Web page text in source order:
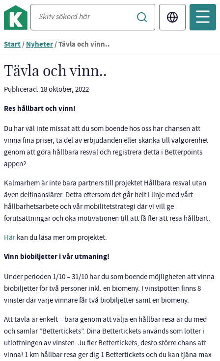
Translate
Du
nu
vid
innehållet
Start/Nyheter/Tävla och vinn..
Tävla och vinn..
Publicerad: 18 oktober, 2022
Res hållbart och vinn!
Du har väl inte missat att du som boende hos oss har chansen att
vinna fina priser, ta del av erbjudanden eller skänka till välgörenhet
genom att göra hållbara resval och registrera detta i Betterpoints
appen?
Kalmarhem är inte bara partners till projektet Hållbara resval utan
även delfinansiärer. Detta eftersom det går helt i linje med vårt
hållbarhetsarbete och vår mobilitetstrategi där vi vill ge
förutsättningar och öka motivationen till att få fler att resa hållbart.
Härkan du läsa mer om projektet.
Vinn biobiljetter i vår utmaning!
Under perioden 1/10 – 31/10 har du som boende möjligheten att vinna
biobiljetter för två personer inkl. en biomeny. I vinstpotten finns 8
vinster där varje vinnare får två biobiljetter samt en biomeny.
Att tävla är enkelt – bara genom att välja en hållbar resa är du med
och samlar ”Bettertickets”. Dina Bettertickets används som lotter i
utlottningen av vinsten. Ju fler Bettertickets, desto större chans att
vinna! 1 km hållbar resa ger dig 1 Bettertickets och du kan tjäna max